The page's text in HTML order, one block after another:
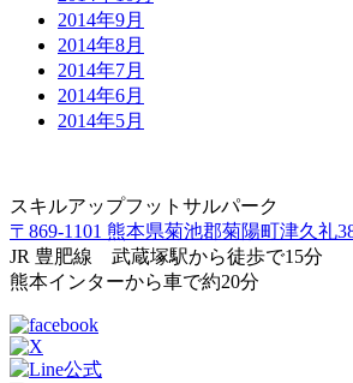
2014年9月
2014年8月
2014年7月
2014年6月
2014年5月
スキルアップフットサルパーク
〒869-1101 熊本県菊池郡菊陽町津久礼
JR 豊肥線 武蔵塚駅から徒歩で15分
熊本インターから車で約20分